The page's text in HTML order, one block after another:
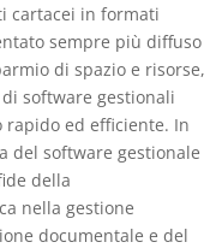
cartacei in formati
sempre più diffuso
di spazio e risorse,
software gestionali
rapido ed efficiente. In
del software gestionale
della
nella gestione
documentale e del